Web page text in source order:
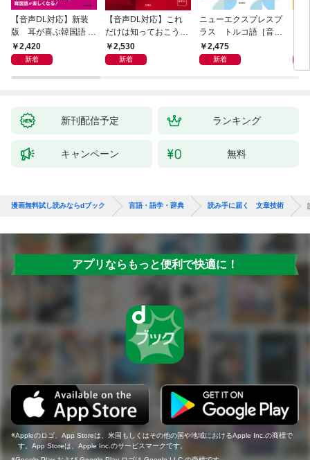
【音声DL対応】新装
版 耳が喜ぶ韓国語 リ
スニング体得トレーニ
ング
2,420
新着
【音声DL対応】これ
だけは知っておこう！
新装版 会話と作文に
役立つドイツ語定型表
2,530
新着
ニューエクスプレスプ
ラス トルコ語［音声
DL版］
2,475
新着
新刊配信予定 ランキング
キャンペーン 無料
漫画無料試し読みならdブック 言語・語学・辞典 読み手に届く 文章技術
アプリならもっと便利で快適に！
Appleのロゴ、App Storeは、米国もしくはその他の国や地域におけるApple Inc.の商標で
す。App Storeは、Apple Inc.のサービスマークです。